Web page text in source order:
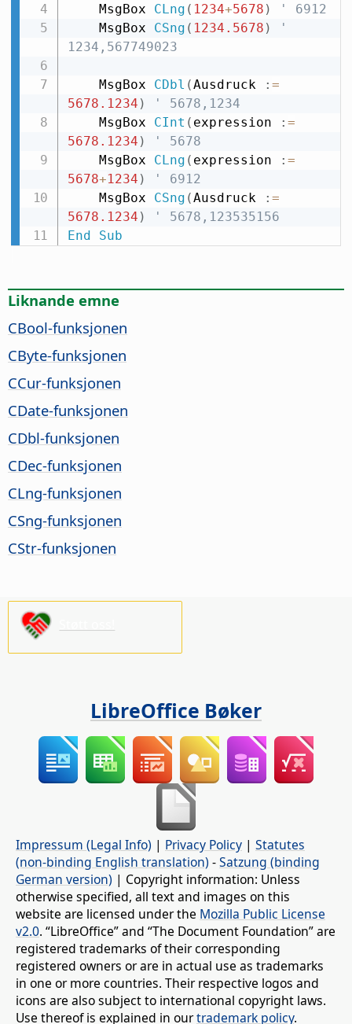
    MsgBox
CLng ( 1234+5678 )
' 6912
    MsgBox
CSng ( 1234.5678 )
'
1234,567749023
    MsgBox
CDbl (Ausdruck : =
5678.1234 )
' 5678,1234
    MsgBox
CInt ( expression : =
5678.1234 )
' 5678
    MsgBox
CLng ( expression : =
5678+1234 )
' 6912
    MsgBox
CSng (Ausdruck : =
5678.1234 )
' 5678,123535156
End
Sub
Liknande emne
CBool-funksjonen
CByte-funksjonen
CCur-funksjonen
CDate-funksjonen
CDbl-funksjonen
CDec-funksjonen
CLng-funksjonen
CSng-funksjonen
CStr-funksjonen
LibreOffice Bøker
Impressum (Legal Info) | Privacy Policy | Statutes
(non-binding English translation) -Satzung (binding
German version) | Copyright information: Unless
otherwise specified, all text and images on this
website are licensed under the Mozilla Public License
v2.0. “LibreOffice” and “The Document Foundation” are
registered trademarks of their corresponding
registered owners or are in actual use as trademarks
in one or more countries. Their respective logos and
icons are also subject to international copyright laws.
Use thereof is explained in ourtrademark policy.